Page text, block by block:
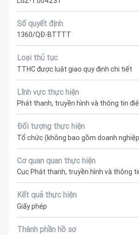
Số quyết định
1360/QĐ-BTTTT
Loại thủ tục
TTHC được luật giao quy định chi tiết
Lĩnh vực thực hiện
Phát thanh, truyền hình và thông tin
Đối tượng thực hiện
Tổ chức (không bao gồm doanh
Cơ quan quan thực hiện
Cục Phát thanh, truyền hình và thông
Kết quả thực hiện
Giấy phép
Thành phần hồ sơ